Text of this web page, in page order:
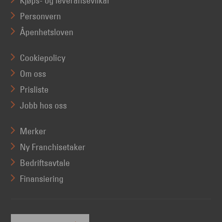
Personvern
Åpenhetsloven
Cookiepolicy
Om oss
Prisliste
Jobb hos oss
Merker
Ny Franchisetaker
Bedriftsavtale
Finansiering